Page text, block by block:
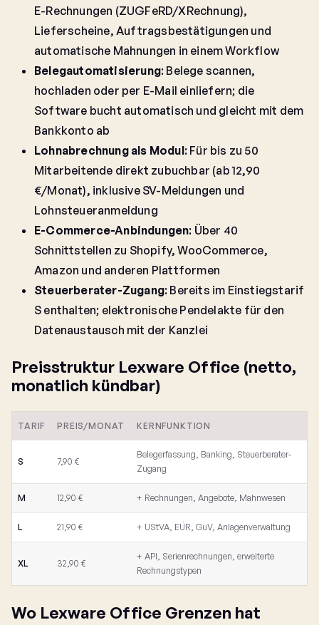
E-Rechnungen (ZUGFeRD/XRechnung),
Lieferscheine, Auftragsbestätigungen und
automatische Mahnungen in einem Workflow
Belegautomatisierung: Belege scannen,
hochladen oder per E-Mail einliefern; die
Software bucht automatisch und gleicht mit dem
Bankkonto ab
Lohnabrechnung als Modul: Für bis zu 50
Mitarbeitende direkt zubuchbar (ab 12,90
€/Monat), inklusive SV-Meldungen und
Lohnsteueranmeldung
E-Commerce-Anbindungen: Über 40
Schnittstellen zu Shopify, WooCommerce,
Amazon und anderen Plattformen
Steuerberater-Zugang: Bereits im Einstiegstarif
S enthalten; elektronische Pendelakte für den
Datenaustausch mit der Kanzlei
Preisstruktur Lexware Office (netto,
monatlich kündbar)
TARIF PREIS/MONAT KERNFUNKTION
S 7,90 €
Belegerfassung, Banking, Steuerberater-
Zugang
M 12,90 € + Rechnungen, Angebote, Mahnwesen
L 21,90 € + UStVA, EÜR, GuV, Anlagenverwaltung
XL 32,90 €
+ API, Serienrechnungen, erweiterte
Rechnungstypen
Wo Lexware Office Grenzen hat